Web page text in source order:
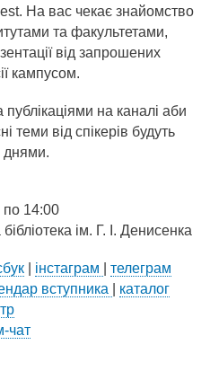
На вас чекає знайомство
та факультетами,
від запрошених
кампусом.
публікаціями на каналі аби
теми від спікерів будуть
днями.
по 14:00
ім. Г. І. Денисенка
інстаграм
телеграм
вступника
каталог
чат